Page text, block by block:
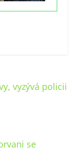
vyzývá policii
se